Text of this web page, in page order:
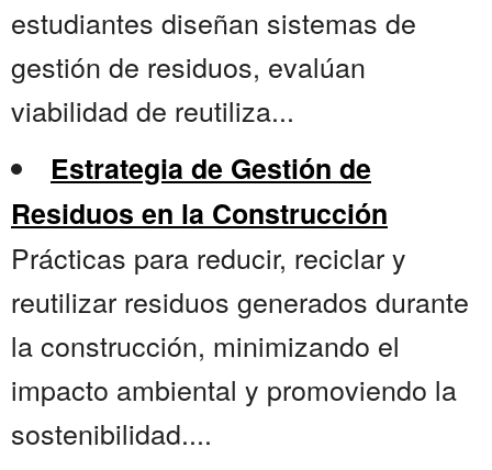
estudiantes diseñan sistemas de
gestión de residuos, evalúan
viabilidad de reutiliza...
Estrategia de Gestión de
Residuos en la Construcción
Prácticas para reducir, reciclar y
reutilizar residuos generados durante
la construcción, minimizando el
impacto ambiental y promoviendo la
sostenibilidad....